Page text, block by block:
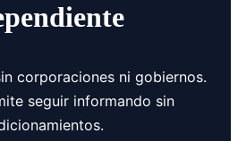
corporaciones ni gobiernos.
seguir informando sin